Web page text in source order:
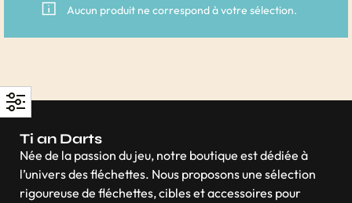
Aucun produit ne correspond à votre sélection.
Ti an Darts
Née de la passion du jeu, notre boutique est dédiée à
l’univers des fléchettes. Nous proposons une sélection
rigoureuse de fléchettes, cibles et accessoires pour